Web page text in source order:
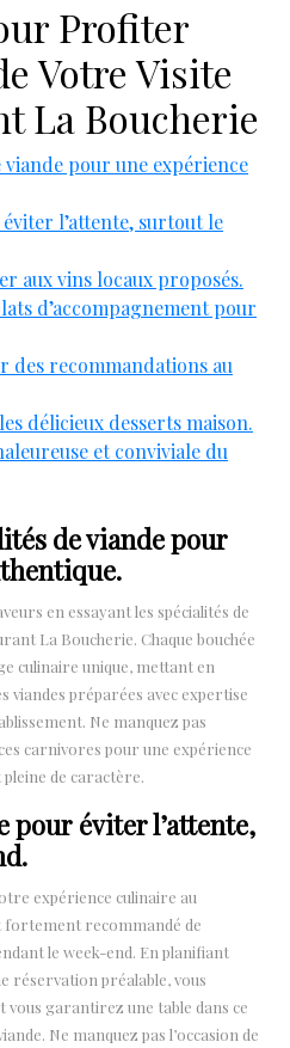
Profiter
Votre Visite
La Boucherie
viande pour une expérience
éviter l’attente, surtout le
aux vins locaux proposés.
d’accompagnement pour
des recommandations au
délicieux desserts maison.
et conviviale du
de viande pour
en essayant les spécialités de
La Boucherie. Chaque bouchée
culinaire unique, mettant en
viandes préparées avec expertise
Ne manquez pas
carnivores pour une expérience
de caractère.
pour éviter l’attente,
expérience culinaire au
fortement recommandé de
le week-end. En planifiant
réservation préalable, vous
vous garantirez une table dans ce
Ne manquez pas l’occasion de